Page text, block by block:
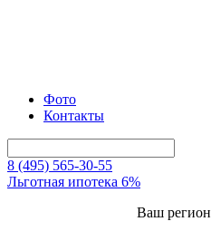
Фото
Контакты
8 (495) 565-30-55
Льготная ипотека 6%
Ваш регион